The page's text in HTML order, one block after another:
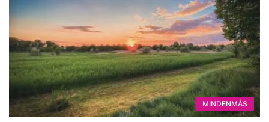
MINDENMÁS